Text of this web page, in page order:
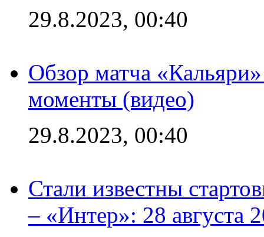
29.8.2023, 00:40
Обзор матча
моменты (видео)
29.8.2023, 00:40
Стали известны
– «Интер»: 28 августа